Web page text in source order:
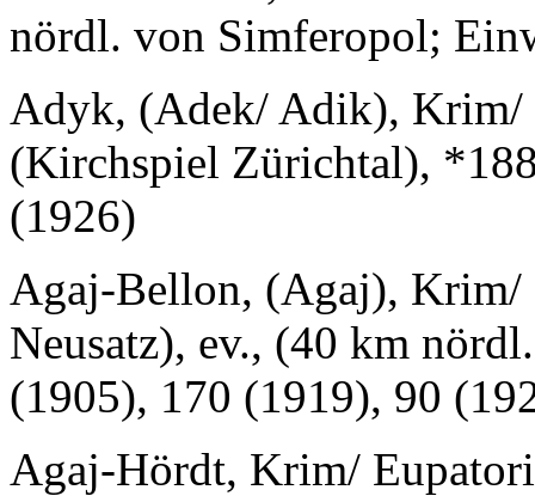
nördl. von Simferopol;
Adyk, (Adek/ Adik), Krim/
(Kirchspiel Zürichtal),
(1926)
Agaj-Bellon, (Agaj),
Neusatz), ev., (40 km
(1905), 170 (1919), 90
Agaj-Hördt, Krim/